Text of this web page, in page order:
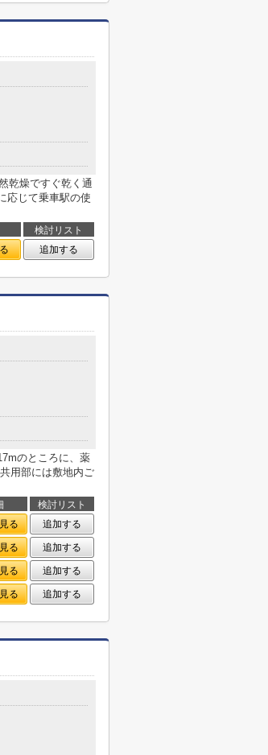
乾燥ですぐ乾く通
応じて乗車駅の使
検討リスト
追加する
のところに、薬
用部には敷地内ご
検討リスト
る
追加する
る
追加する
る
追加する
る 追加する